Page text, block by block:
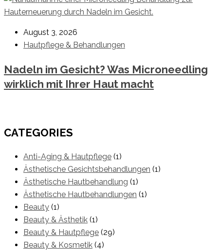
August 3, 2026
Hautpflege & Behandlungen
Nadeln im Gesicht? Was Microneedling
wirklich mit Ihrer Haut macht
CATEGORIES
Anti-Aging & Hautpflege (1)
Ästhetische Gesichtsbehandlungen (1)
Ästhetische Hautbehandlung (1)
Ästhetische Hautbehandlungen (1)
Beauty (1)
Beauty & Ästhetik (1)
Beauty & Hautpflege (29)
Beauty & Kosmetik (4)